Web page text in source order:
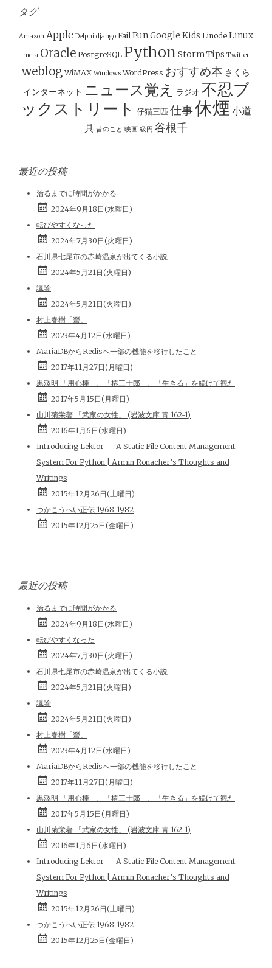
タグ
Amazon Apple Delphi django Fail FunGoogle Kids Linode Linux
meta Oracle PostgreSQL Python StormTips Twitter
weblog WiMAX Windows WordPress おすすめ本 さくら
インターネット ニュース覚え ラジオ 不忍ブ
ックストリート
仔猫三匹 仕事休煙 小道
具 昔のこと 映画 級円 谷根千
最近の投稿
治るまでに時間がかかる
2024年9月18日(水曜日)
転びやすくなった
2024年7月30日(火曜日)
石川県七尾市の赤崎温泉が出てくる小説
2024年5月21日(火曜日)
諷諭
2024年5月21日(火曜日)
村上春樹「螢」
2023年4月12日(水曜日)
MariaDBからRedisへ一部の機能を移行したこと
2017年11月27日(月曜日)
黒澤明 「用心棒」、「椿三十郎」、「生きる」を続けて観た
2017年5月15日(月曜日)
山川菊栄著 「武家の女性」 (岩波文庫 青 162-1)
2016年1月6日(水曜日)
Introducing Lektor — A Static File Content Management
System For Python | Armin Ronacher’s Thoughts and
Writings
2015年12月26日(土曜日)
つかこうへい正伝 1968-1982
2015年12月25日(金曜日)
最近の投稿
治るまでに時間がかかる
2024年9月18日(水曜日)
転びやすくなった
2024年7月30日(火曜日)
石川県七尾市の赤崎温泉が出てくる小説
2024年5月21日(火曜日)
諷諭
2024年5月21日(火曜日)
村上春樹「螢」
2023年4月12日(水曜日)
MariaDBからRedisへ一部の機能を移行したこと
2017年11月27日(月曜日)
黒澤明 「用心棒」、「椿三十郎」、「生きる」を続けて観た
2017年5月15日(月曜日)
山川菊栄著 「武家の女性」 (岩波文庫 青 162-1)
2016年1月6日(水曜日)
Introducing Lektor — A Static File Content Management
System For Python | Armin Ronacher’s Thoughts and
Writings
2015年12月26日(土曜日)
つかこうへい正伝 1968-1982
2015年12月25日(金曜日)